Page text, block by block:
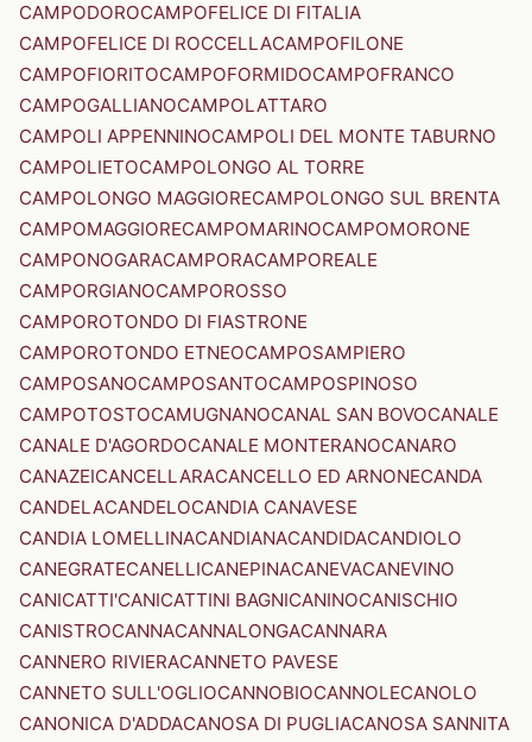
CAMPODOROCAMPOFELICE DI FITALIA
CAMPOFELICE DI ROCCELLACAMPOFILONE
CAMPOFIORITOCAMPOFORMIDOCAMPOFRANCO
CAMPOGALLIANOCAMPOLATTARO
CAMPOLI APPENNINOCAMPOLI DEL MONTE TABURNO
CAMPOLIETOCAMPOLONGO AL TORRE
CAMPOLONGO MAGGIORECAMPOLONGO SUL BRENTA
CAMPOMAGGIORECAMPOMARINOCAMPOMORONE
CAMPONOGARACAMPORACAMPOREALE
CAMPORGIANOCAMPOROSSO
CAMPOROTONDO DI FIASTRONE
CAMPOROTONDO ETNEOCAMPOSAMPIERO
CAMPOSANOCAMPOSANTOCAMPOSPINOSO
CAMPOTOSTOCAMUGNANOCANAL SAN BOVOCANALE
CANALE D'AGORDOCANALE MONTERANOCANARO
CANAZEICANCELLARACANCELLO ED ARNONECANDA
CANDELACANDELOCANDIA CANAVESE
CANDIA LOMELLINACANDIANACANDIDACANDIOLO
CANEGRATECANELLICANEPINACANEVACANEVINO
CANICATTI'CANICATTINI BAGNICANINOCANISCHIO
CANISTROCANNACANNALONGACANNARA
CANNERO RIVIERACANNETO PAVESE
CANNETO SULL'OGLIOCANNOBIOCANNOLECANOLO
CANONICA D'ADDACANOSA DI PUGLIACANOSA SANNITA